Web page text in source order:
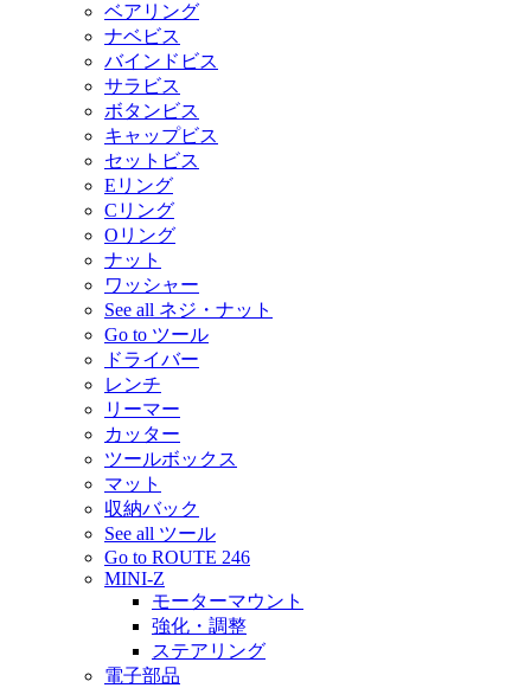
ベアリング
ナベビス
バインドビス
サラビス
ボタンビス
キャップビス
セットビス
Eリング
Cリング
Oリング
ナット
ワッシャー
See all ネジ・ナット
Go to ツール
ドライバー
レンチ
リーマー
カッター
ツールボックス
マット
収納バック
See all ツール
Go to ROUTE 246
MINI-Z
モーターマウント
強化・調整
ステアリング
電子部品